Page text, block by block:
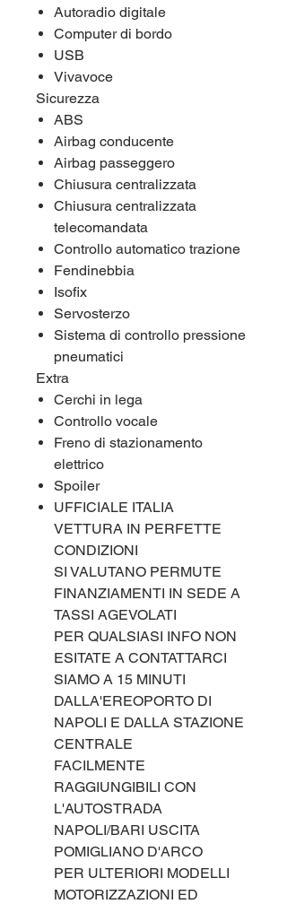
Autoradio digitale
Computer di bordo
USB
Vivavoce
Sicurezza
ABS
Airbag conducente
Airbag passeggero
Chiusura centralizzata
Chiusura centralizzata
telecomandata
Controllo automatico trazione
Fendinebbia
Isofix
Servosterzo
Sistema di controllo pressione
pneumatici
Extra
Cerchi in lega
Controllo vocale
Freno di stazionamento
elettrico
Spoiler
UFFICIALE ITALIA
VETTURA IN PERFETTE
CONDIZIONI
SI VALUTANO PERMUTE
FINANZIAMENTI IN SEDE A
TASSI AGEVOLATI
PER QUALSIASI INFO NON
ESITATE A CONTATTARCI
SIAMO A 15 MINUTI
DALLA'EREOPORTO DI
NAPOLI E DALLA STAZIONE
CENTRALE
FACILMENTE
RAGGIUNGIBILI CON
L'AUTOSTRADA
NAPOLI/BARI USCITA
POMIGLIANO D'ARCO
PER ULTERIORI MODELLI
MOTORIZZAZIONI ED